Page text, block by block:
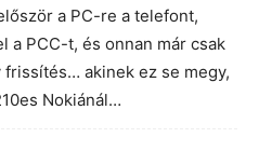
a PC-re a telefont,
a PCC-t, és onnan már csak
akinek ez se megy,
Nokiánál…